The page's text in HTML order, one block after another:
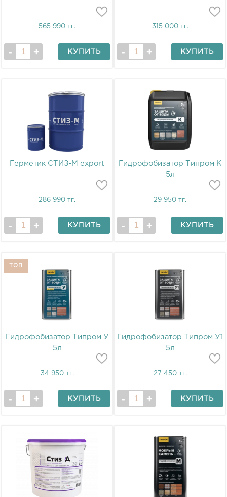
565 990 тг.
КУПИТЬ
315 000 тг.
КУПИТЬ
Герметик СТИЗ-М export
286 990 тг.
КУПИТЬ
Гидрофобизатор Типром К
5л
29 950 тг.
КУПИТЬ
ТОП
Гидрофобизатор Типром У
5л
34 950 тг.
КУПИТЬ
Гидрофобизатор Типром У1
5л
27 450 тг.
КУПИТЬ